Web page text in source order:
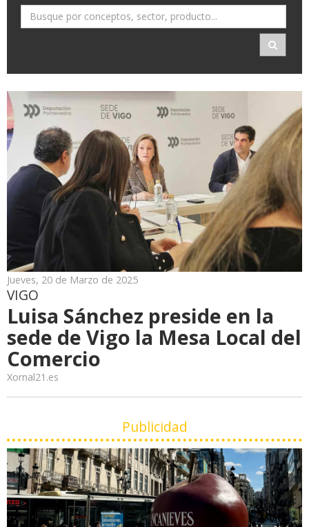
Jueves, 20 de Marzo de 2025
VIGO
Luisa Sánchez preside en la
sede de Vigo la Mesa Local del
Comercio
Xornal21.es
Publicidad